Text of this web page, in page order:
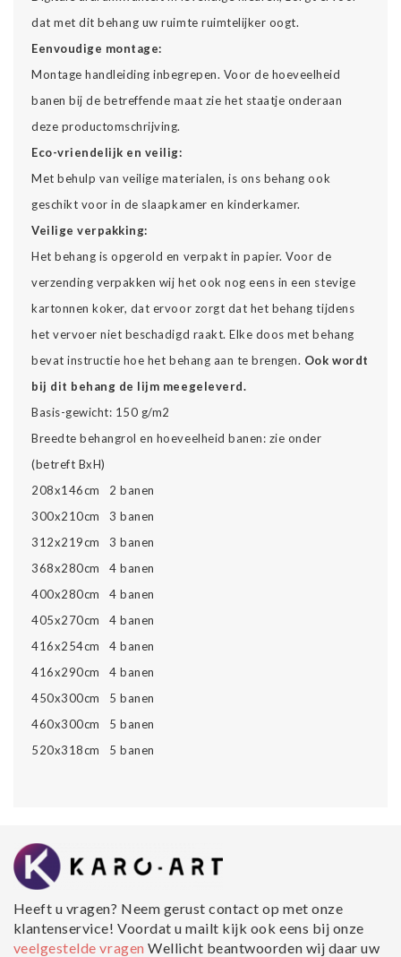
dat met dit behang uw ruimte ruimtelijker oogt.
Eenvoudige montage:
Montage handleiding inbegrepen. Voor de hoeveelheid
banen bij de betreffende maat zie het staatje onderaan
deze productomschrijving.
Eco-vriendelijk en veilig:
Met behulp van veilige materialen, is ons behang ook
geschikt voor in de slaapkamer en kinderkamer.
Veilige verpakking:
Het behang is opgerold en verpakt in papier. Voor de
verzending verpakken wij het ook nog eens in een stevige
kartonnen koker, dat ervoor zorgt dat het behang tijdens
het vervoer niet beschadigd raakt. Elke doos met behang
bevat instructie hoe het behang aan te brengen. Ook wordt
bij dit behang de lijm meegeleverd.
Basis-gewicht: 150 g/m2
Breedte behangrol en hoeveelheid banen: zie onder
(betreft BxH)
208x146cm 2 banen
300x210cm 3 banen
312x219cm 3 banen
368x280cm 4 banen
400x280cm 4 banen
405x270cm 4 banen
416x254cm 4 banen
416x290cm 4 banen
450x300cm 5 banen
460x300cm 5 banen
520x318cm 5 banen
Heeft u vragen? Neem gerust contact op met onze
klantenservice! Voordat u mailt kijk ook eens bij onze
veelgestelde vragenWellicht beantwoorden wij daar uw